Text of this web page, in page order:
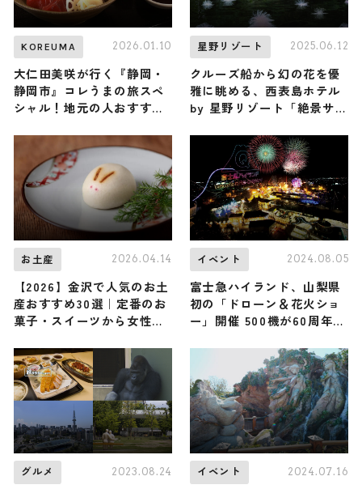
KOREUMA 2026.01.10
大仁田美咲が行く『静岡・
静岡市』コレうまの旅スペ
シャル！地元の人おすすめ
2026年1月10日放送
星野リゾート 2025.06.12
クルーズ船から幻の花を優
雅に眺める、西表島ホテル
by 星野リゾート「絶景サガ
お土産 2026.04.14
【2026】金沢で人気のお土
産おすすめ30選｜定番のお
菓子・スイーツから女性向
土産まで紹介
イベント 2024.08.05
富士急ハイランド、山梨県
初の「ドローン＆花火ショ
ー」開催 500機が60周年記
グルメ 2023.08.24 イベント 2024.07.16